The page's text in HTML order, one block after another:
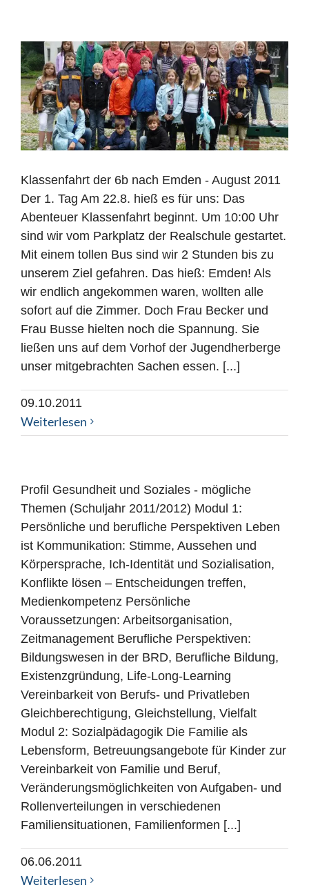
Klassenfahrt der 6b nach Emden - August 2011
Der 1. Tag Am 22.8. hieß es für uns: Das
Abenteuer Klassenfahrt beginnt. Um 10:00 Uhr
sind wir vom Parkplatz der Realschule gestartet.
Mit einem tollen Bus sind wir 2 Stunden bis zu
unserem Ziel gefahren. Das hieß: Emden! Als
wir endlich angekommen waren, wollten alle
sofort auf die Zimmer. Doch Frau Becker und
Frau Busse hielten noch die Spannung. Sie
ließen uns auf dem Vorhof der Jugendherberge
unser mitgebrachten Sachen essen. [...]
09.10.2011
Weiterlesen
Profil Gesundheit und Soziales - mögliche
Themen (Schuljahr 2011/2012) Modul 1:
Persönliche und berufliche Perspektiven Leben
ist Kommunikation: Stimme, Aussehen und
Körpersprache, Ich-Identität und Sozialisation,
Konflikte lösen – Entscheidungen treffen,
Medienkompetenz Persönliche
Voraussetzungen: Arbeitsorganisation,
Zeitmanagement Berufliche Perspektiven:
Bildungswesen in der BRD, Berufliche Bildung,
Existenzgründung, Life-Long-Learning
Vereinbarkeit von Berufs- und Privatleben
Gleichberechtigung, Gleichstellung, Vielfalt
Modul 2: Sozialpädagogik Die Familie als
Lebensform, Betreuungsangebote für Kinder zur
Vereinbarkeit von Familie und Beruf,
Veränderungsmöglichkeiten von Aufgaben- und
Rollenverteilungen in verschiedenen
Familiensituationen, Familienformen [...]
06.06.2011
Weiterlesen